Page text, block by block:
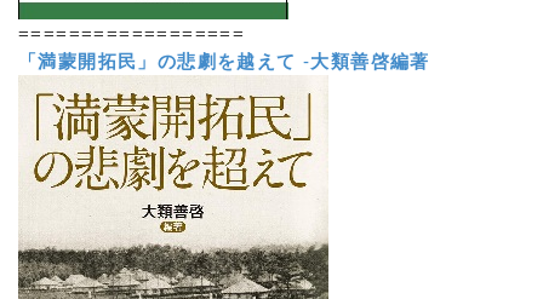
==================
「満蒙開拓民」の悲劇を越えて -大類善啓編著